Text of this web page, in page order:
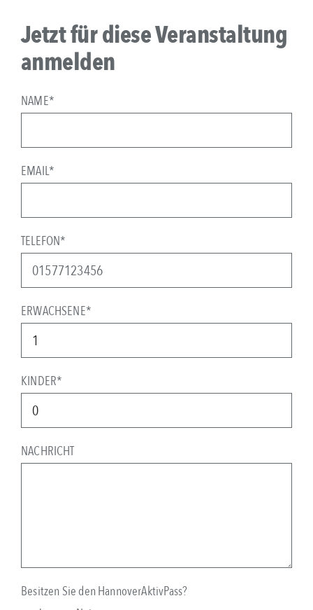
Jetzt für diese Veranstaltung
anmelden
NAME*
EMAIL*
TELEFON*
ERWACHSENE*
KINDER*
NACHRICHT
Besitzen Sie den HannoverAktivPass?